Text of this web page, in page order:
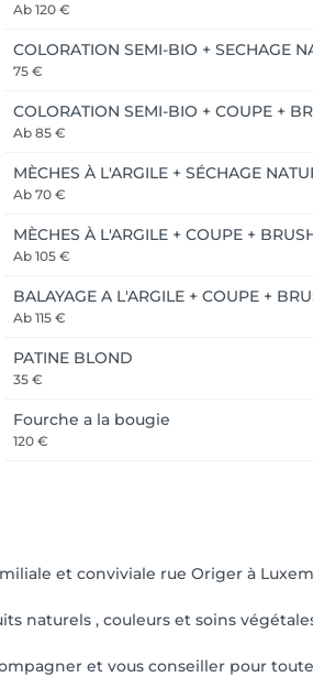
Ab 120 €
COLORATION SEMI-BIO + SECHAGE
75 €
COLORATION SEMI-BIO + COUPE +
Ab 85 €
MÈCHES À L'ARGILE + SÉCHAGE
Ab 70 €
MÈCHES À L'ARGILE + COUPE +
Ab 105 €
BALAYAGE A L'ARGILE + COUPE +
Ab 115 €
PATINE BLOND
35 €
Fourche a la bougie
120 €
et conviviale rue Origer à
naturels , couleurs et soins
et vous conseiller pour